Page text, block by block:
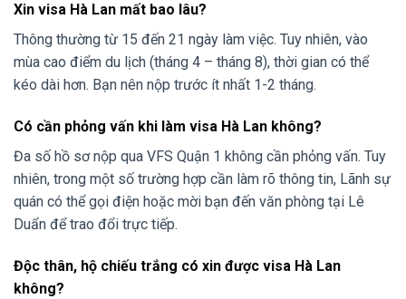
Xin visa Hà Lan mất bao lâu?
Thông thường từ 15 đến 21 ngày làm việc. Tuy nhiên, vào
mùa cao điểm du lịch (tháng 4 – tháng 8), thời gian có thể
kéo dài hơn. Bạn nên nộp trước ít nhất 1-2 tháng.
Có cần phỏng vấn khi làm visa Hà Lan không?
Đa số hồ sơ nộp qua VFS Quận 1 không cần phỏng vấn. Tuy
nhiên, trong một số trường hợp cần làm rõ thông tin, Lãnh sự
quán có thể gọi điện hoặc mời bạn đến văn phòng tại Lê
Duẩn để trao đổi trực tiếp.
Độc thân, hộ chiếu trắng có xin được visa Hà Lan
không?